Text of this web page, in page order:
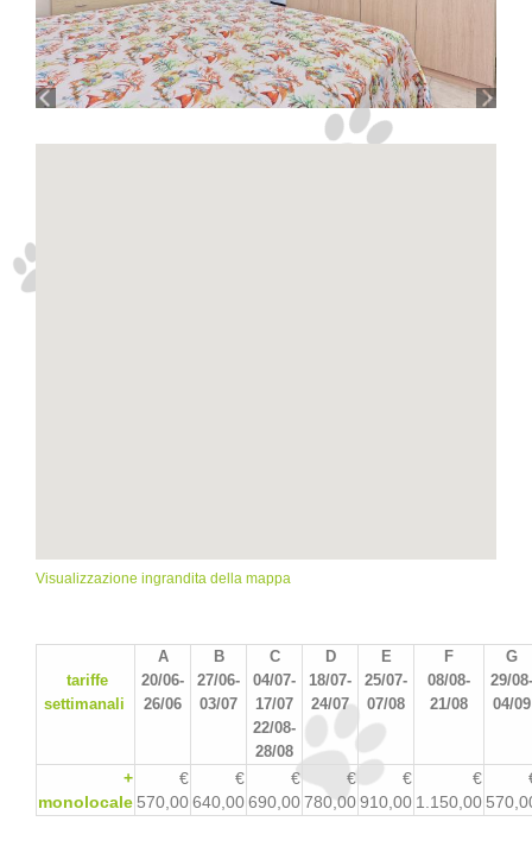
Visualizzazione ingrandita della mappa
tariffe
settimanali
A
20/06-
26/06
B
27/06-
03/07
C
04/07-
17/07
22/08-
28/08
D
18/07-
24/07
E
25/07-
07/08
F
08/08-
21/08
G
29/08-
04/09
+
monolocale
€
570,00
€
640,00
€
690,00
€
780,00
€
910,00
€
1.150,00